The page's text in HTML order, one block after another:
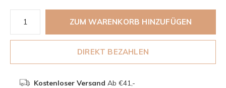
ZUM WARENKORB HINZUFÜGEN
DIREKT BEZAHLEN
Kostenloser Versand Ab €41,-